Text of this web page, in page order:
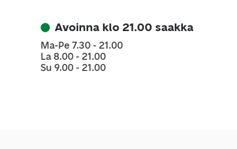
Avoinna klo 21.00 saakka
Ma-Pe 7.30 - 21.00
La 8.00 - 21.00
Su 9.00 - 21.00